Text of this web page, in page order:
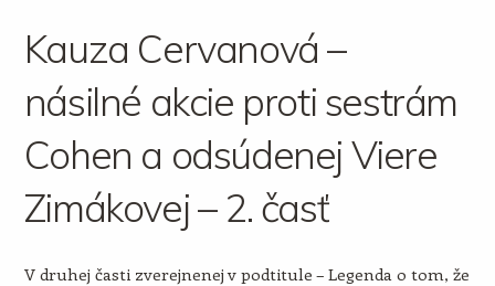
Kauza Cervanová –
násilné akcie proti sestrám
Cohen a odsúdenej Viere
Zimákovej – 2. časť
V druhej časti zverejnenej v podtitule – Legenda o tom, že